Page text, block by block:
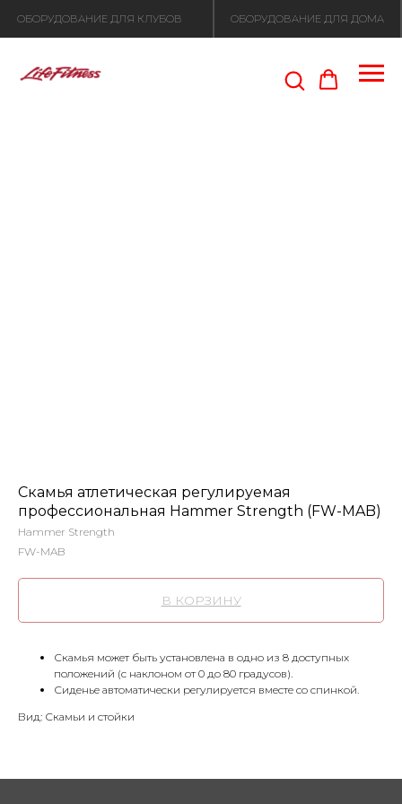
Скамья атлетическая регулируемая
профессиональная Hammer Strength (FW-MAB)
Hammer Strength
FW-MAB
В КОРЗИНУ
Скамья может быть установлена в одно из 8 доступ­ных
положений (с наклоном от 0 до 80 градусов).
Сиденье автоматически регулируется вместе со спинкой.
Вид: Скамьи и стойки